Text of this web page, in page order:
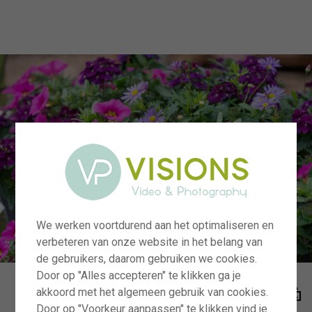
We werken voortdurend aan het optimaliseren en
verbeteren van onze website in het belang van
de gebruikers, daarom gebruiken we cookies.
Door op "Alles accepteren" te klikken ga je
akkoord met het algemeen gebruik van cookies.
Door op "Voorkeur aanpassen" te klikken vind je